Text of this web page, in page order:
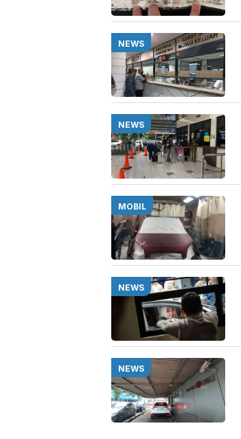
NEWS
NEWS
MOBIL
NEWS
NEWS